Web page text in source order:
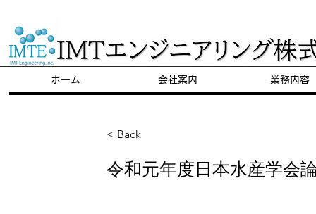
ホーム 会社案内 業務内容
< Back
令和元年度日本水産学会